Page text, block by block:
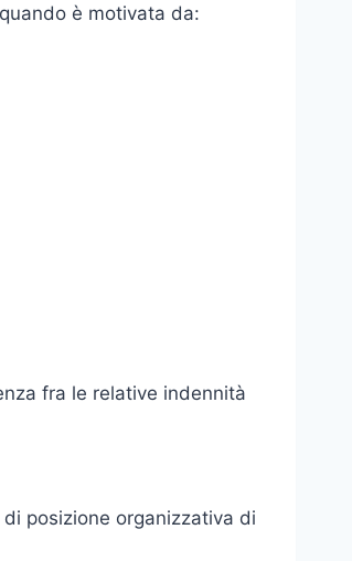
è motivata da:
fra le relative indennità
posizione organizzativa di